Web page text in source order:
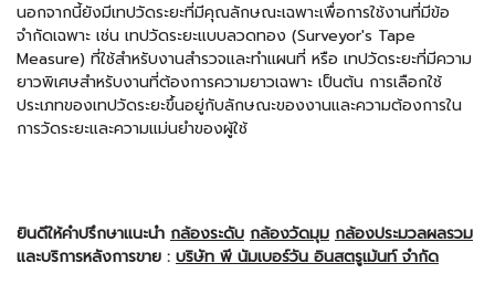
นอกจากนี้ยังมีเทปวัดระยะที่มีคุณลักษณะเฉพาะเพื่อการใช้งานที่มีข้อ
จำกัดเฉพาะ เช่น เทปวัดระยะแบบลวดทอง (Surveyor's Tape
Measure) ที่ใช้สำหรับงานสำรวจและทำแผนที่ หรือ เทปวัดระยะที่มีความ
ยาวพิเศษสำหรับงานที่ต้องการความยาวเฉพาะ เป็นต้น การเลือกใช้
ประเภทของเทปวัดระยะขึ้นอยู่กับลักษณะของงานและความต้องการใน
การวัดระยะและความแม่นยำของผู้ใช้
ยินดีให้คำปรึกษาแนะนำ กล้องระดับ กล้องวัดมุม กล้องประมวลผลรวม
และบริการหลังการขาย : บริษัท พี นัมเบอร์วัน อินสตรูเม้นท์ จำกัด